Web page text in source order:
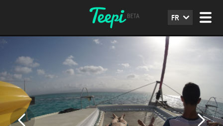
FR